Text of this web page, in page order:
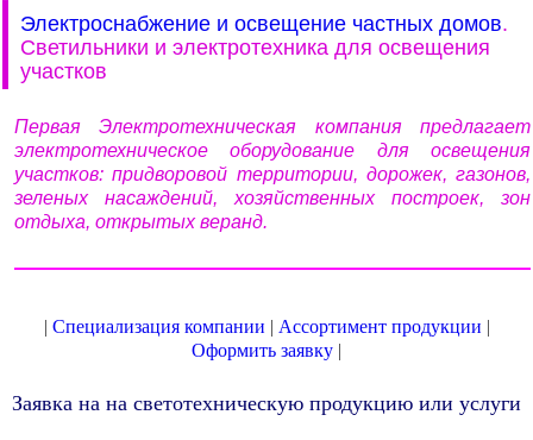
Электроснабжение и освещение частных домов.
Светильники и электротехника для освещения
участков
Первая Электротехническая компания предлагает
электротехническое оборудование для освещения
участков: придворовой территории, дорожек, газонов,
зеленых насаждений, хозяйственных построек, зон
отдыха, открытых веранд.
| Специализация компании | Ассортимент продукции |
Оформить заявку |
Заявка на на светотехническую продукцию или услуги